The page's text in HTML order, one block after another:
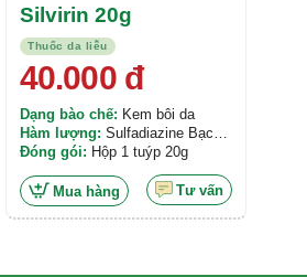
Thuốc da liễu
Silvirin 20g
40.000đ
Dạng bào chế: Kem bôi da
Hàm lượng: Sulfadiazine Bạc
U.S.P - 1% tl/tl
Đóng gói: Hộp 1 tuýp 20g
Mua hàng Tư vấn